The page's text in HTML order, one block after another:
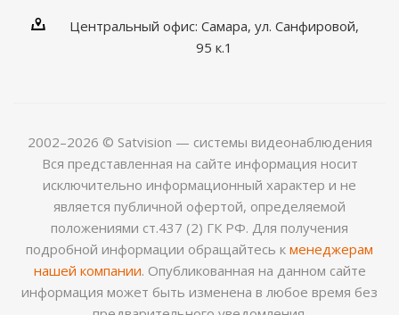
Центральный офис: Самара, ул. Санфировой,
95 к.1
2002–2026 © Satvision — системы видеонаблюдения
Вся представленная на сайте информация носит
исключительно информационный характер и не
является публичной офертой, определяемой
положениями ст.437 (2) ГК РФ. Для получения
подробной информации обращайтесь к менеджерам
нашей компании. Опубликованная на данном сайте
информация может быть изменена в любое время без